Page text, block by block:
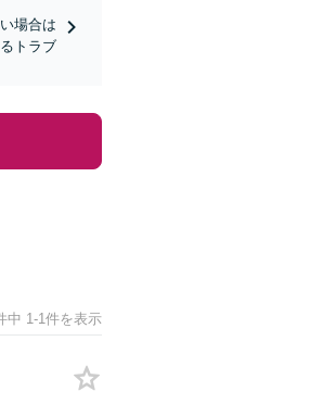
場合は
トラブ
中 1-1件を表示